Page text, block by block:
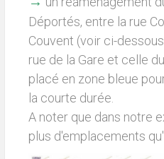
Déportés, entre la rue
Couvent (voir ci-
rue de la Gare et celle
placé en zone bleue
la courte durée.
A noter que dans notre
plus d'emplacements